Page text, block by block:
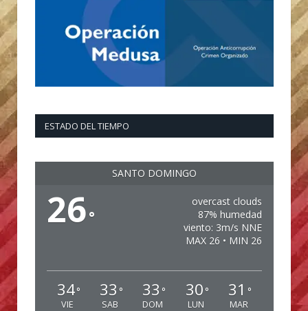
ESTADO DEL TIEMPO
SANTO DOMINGO
26°
overcast clouds
87% humedad
viento: 3m/s NNE
MAX 26 • MIN 26
34°
VIE
33 °
SAB
33 °
DOM
30 °
LUN
31 °
MAR